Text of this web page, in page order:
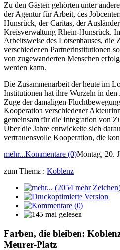
Zu den Gästen gehörten unter
der Agentur für Arbeit, des
Hunsrück, der Caritas, der
Kreisverwaltung Rhein-Hunsrück.
Arbeitsweise des Lotsenhauses, die
verschiedenen Partnerinstitutionen
von zugewanderten Menschen
werden kann.
Die Zusammenarbeit der heute im
Institutionen hat ihre Wurzeln in den
Zuge der damaligen
Kooperation verschiedener
gemeinsam für die Integration von
Über die Jahre entwickelte sich
vertrauensvolle Kooperation, die
mehr...Kommentare (0)Montag, 20.
zum Thema : Koblenz
Farben, die bleiben:
Meurer-Platz